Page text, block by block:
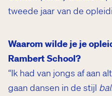
tweede jaar van de
Waarom wilde je je
Rambert School?
“Ik had van jongs af aan
gaan dansen in de stijl